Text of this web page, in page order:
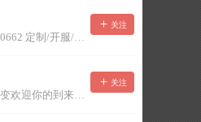
群:1050040662 定制/开服/地图制作/价格公道
关注
CSOL大灾变欢迎你的到来。QQ群：967780922
关注